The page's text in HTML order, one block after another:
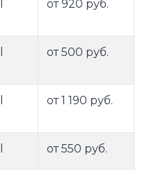
от 920 руб.
от 500 руб.
от 1 190 руб.
от 550 руб.